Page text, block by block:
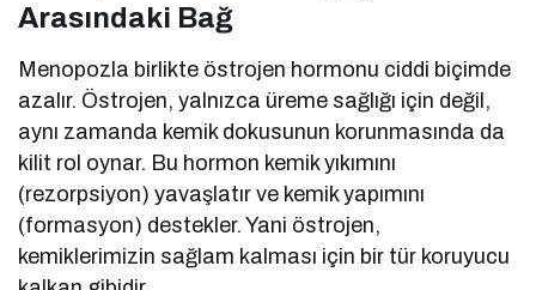
Arasındaki Bağ
Menopozla birlikte östrojen hormonu ciddi biçimde
azalır. Östrojen, yalnızca üreme sağlığı için değil,
aynı zamanda kemik dokusunun korunmasında da
kilit rol oynar. Bu hormon kemik yıkımını
(rezorpsiyon) yavaşlatır ve kemik yapımını
(formasyon) destekler. Yani östrojen,
kemiklerimizin sağlam kalması için bir tür koruyucu